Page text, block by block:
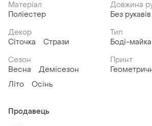
Матеріал
Поліестер
Довжина
Без рукавів
Декор
Сіточка
Стрази
Тип
Боді-майка
Сезон
Весна
Демісезон
Літо
Осінь
Принт
Продавець